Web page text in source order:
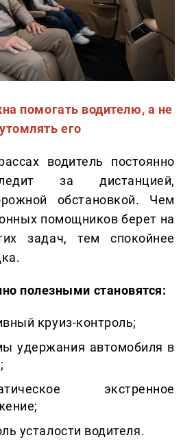
помогать водителю, а не
утомлять его
водитель постоянно
за дистанцией,
обстановкой. Чем
помощников берет на
задач, тем спокойнее
полезными становятся:
круиз-контроль;
удержания автомобиля в
экстренное
усталости водителя.